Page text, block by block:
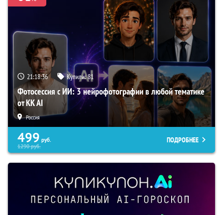
21:18:35 Купили:81
Фотосессия с ИИ: 3 нейрофотографии в любой тематике
от KK AI
Россия
499 руб.
1290руб.
ПОДРОБНЕЕ